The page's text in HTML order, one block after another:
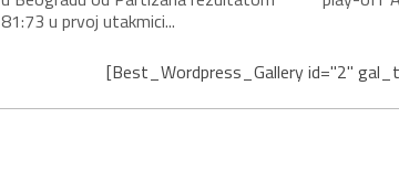
81:73 u prvoj utakmici...
[Best_Wordpress_Gallery id="2"